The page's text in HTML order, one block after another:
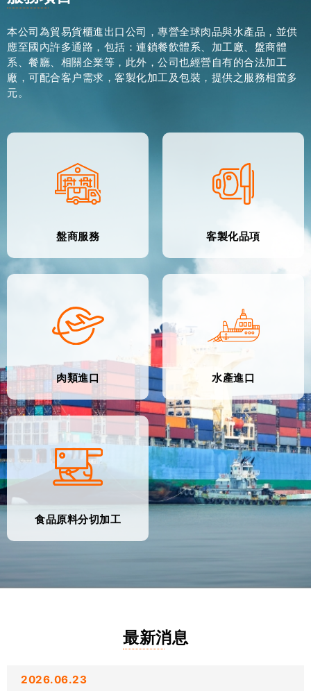
本公司為貿易貨櫃進出口公司，專營全球肉品與水產品，並供
應至國內許多通路，包括：連鎖餐飲體系、加工廠、盤商體
系、餐廳、相關企業等，此外，公司也經營自有的合法加工
廠，可配合客户需求，客製化加工及包裝，提供之服務相當多
元。
盤商服務 客製化品項
肉類進口 水產進口
食品原料分切加工
最新消息
2026.06.23